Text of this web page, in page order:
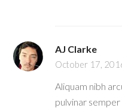
AJ Clarke
October 17,
Aliquam nibh
pulvinar semper